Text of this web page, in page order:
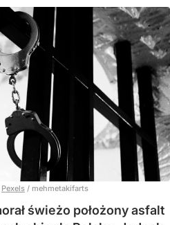
Pexels / mehmetakifarts
świeżo położony asfalt